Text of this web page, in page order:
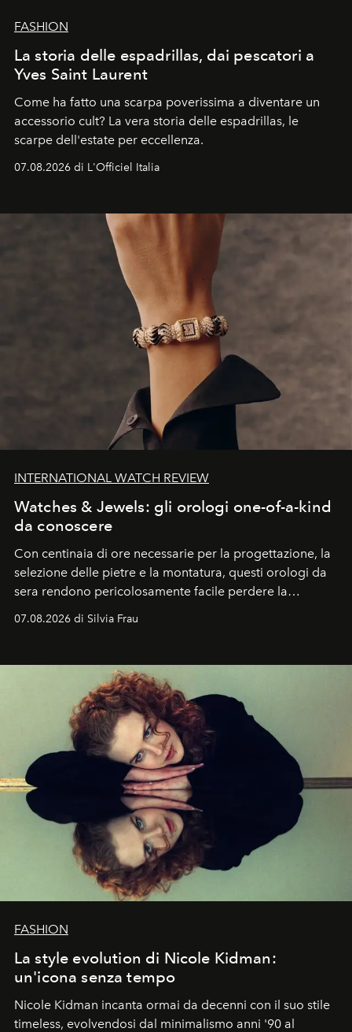
FASHION
La storia delle espadrillas, dai pescatori a
Yves Saint Laurent
Come ha fatto una scarpa poverissima a diventare un
accessorio cult? La vera storia delle espadrillas, le
scarpe dell'estate per eccellenza.
07.08.2026 di L'Officiel Italia
INTERNATIONAL WATCH REVIEW
Watches & Jewels: gli orologi one-of-a-kind
da conoscere
Con centinaia di ore necessarie per la progettazione, la
selezione delle pietre e la montatura, questi orologi da
sera rendono pericolosamente facile perdere la
07.08.2026 di Silvia Frau
FASHION
La style evolution di Nicole Kidman:
un'icona senza tempo
Nicole Kidman incanta ormai da decenni con il suo stile
timeless, evolvendosi dal minimalismo anni '90 al